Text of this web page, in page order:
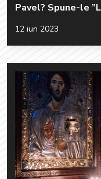
Pavel? Spune-le
12 iun 2023